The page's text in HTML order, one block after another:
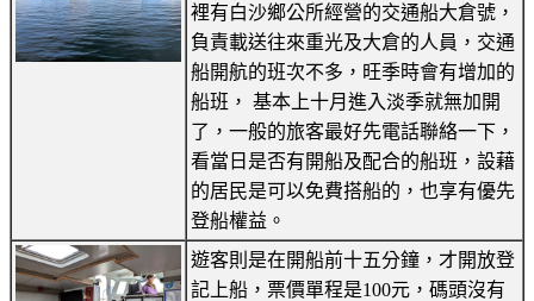
裡有白沙鄉公所經營的交通船大倉號，
負責載送往來重光及大倉的人員，交通
船開航的班次不多，旺季時會有增加的
船班， 基本上十月進入淡季就無加開
了，一般的旅客最好先電話聯絡一下，
看當日是否有開船及配合的船班，設藉
的居民是可以免費搭船的，也享有優先
登船權益。
遊客則是在開船前十五分鐘，才開放登
記上船，票價單程是100元，碼頭沒有